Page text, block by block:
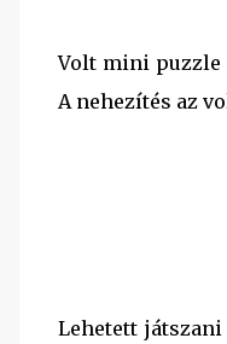
Volt mini puzzle
A nehezítés az
Lehetett